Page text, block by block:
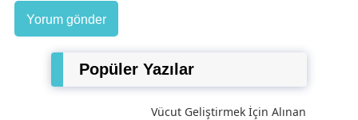
Popüler Yazılar
Vücut Geliştirmek İçin Alınan